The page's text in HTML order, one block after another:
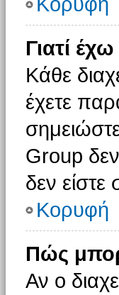
Γιατί
Κάθε
έχετε
Group δεν
δεν είστε
Κορυφή
Πώς
Αν ο